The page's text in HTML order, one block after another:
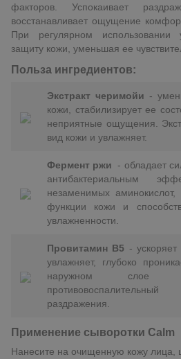
факторов. Успокаивает
восстанавливает ощущение
При регулярном использовании
защиту кожи, уменьшая ее
Польза ингредиентов:
Экстракт черимойи -
кожи, стабилизирует ее
неприятные ощущения.
вид кожи и увлажняет.
Фермент ржи
- обладает
антибактериальным
незаменимых
функции кожи и
увлажненности.
Провитамин В5 -
увлажняет, глубоко
наружном слое
раздражения.
Применение сыворотки Calm
Нанесите на очищенную кожу лица,